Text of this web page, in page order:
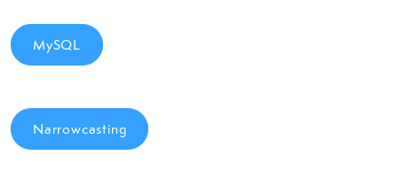
MySQL
Narrowcasting